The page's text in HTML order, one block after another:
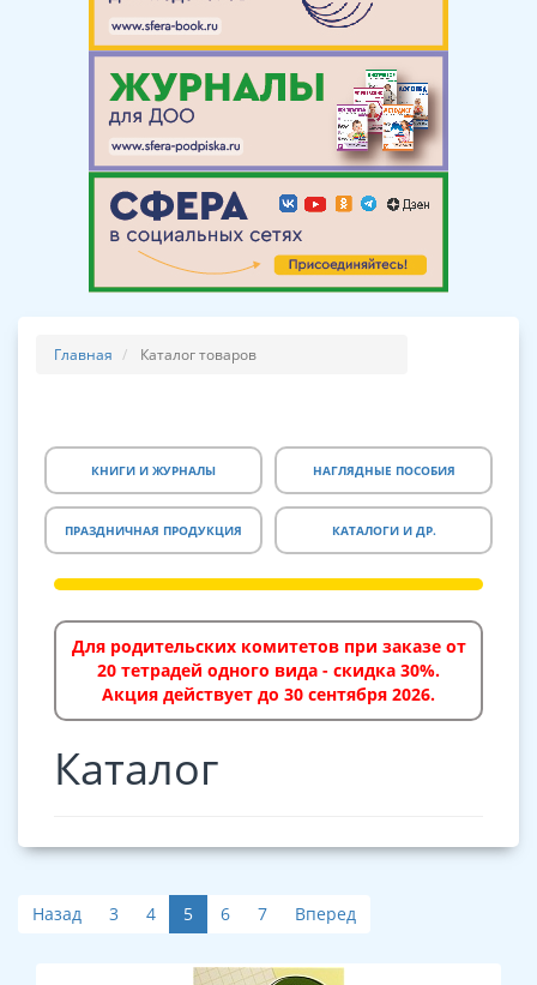
Главная Каталог товаров
КНИГИ И ЖУРНАЛЫ НАГЛЯДНЫЕ ПОСОБИЯ
ПРАЗДНИЧНАЯ ПРОДУКЦИЯ КАТАЛОГИ И ДР.
Для родительских комитетов при заказе от
20 тетрадей одного вида - скидка 30%.
Акция действует до 30 сентября 2026.
Каталог
Назад 3 4 5 6 7 Вперед